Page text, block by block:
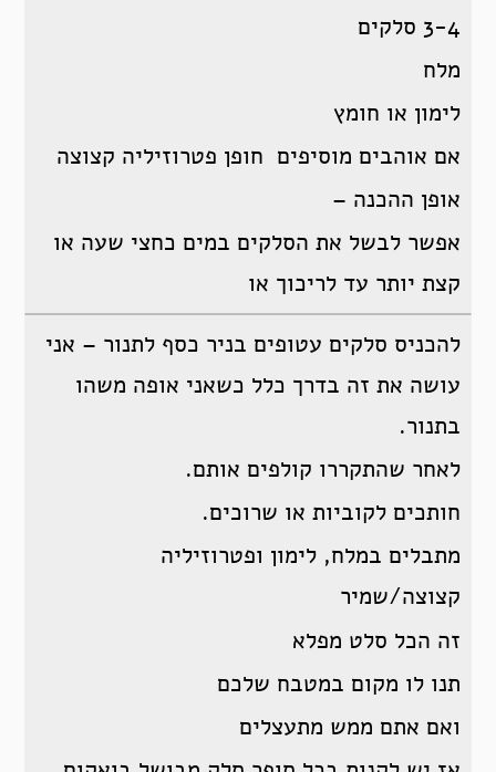
3-4 סלקים
מלח
לימון או חומץ
אם אוהבים מוסיפים חופן פטרוזיליה קצוצה
אופן ההכנה –
אפשר לבשל את הסלקים במים כחצי שעה או
קצת יותר עד לריכוך או
להכניס סלקים עטופים בניר כסף לתנור – אני
עושה את זה בדרך כלל כשאני אופה משהו
בתנור.
לאחר שהתקררו קולפים אותם.
חותכים לקוביות או שרוכים.
מתבלים במלח, לימון ופטרוזיליה
קצוצה/שמיר
זה הכל סלט מפלא
תנו לו מקום במטבח שלכם
ואם אתם ממש מתעצלים